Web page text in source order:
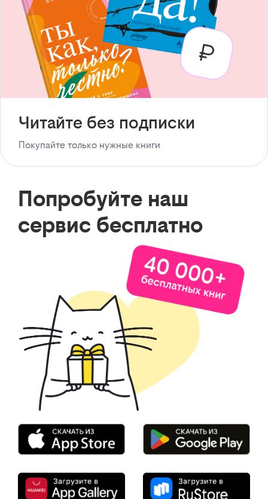
Читайте без подписки
Покупайте только нужные книги
Попробуйте наш
сервис бесплатно